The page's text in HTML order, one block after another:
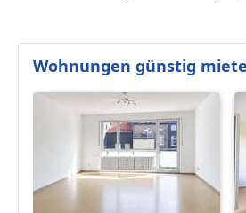
Wohnungen günstig